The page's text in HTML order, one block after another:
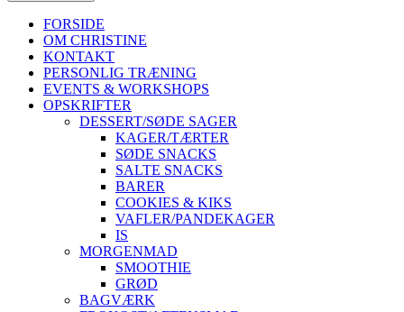
FORSIDE
OM CHRISTINE
KONTAKT
PERSONLIG TRÆNING
EVENTS & WORKSHOPS
OPSKRIFTER
DESSERT/SØDE SAGER
KAGER/TÆRTER
SØDE SNACKS
SALTE SNACKS
BARER
COOKIES & KIKS
VAFLER/PANDEKAGER
IS
MORGENMAD
SMOOTHIE
GRØD
BAGVÆRK